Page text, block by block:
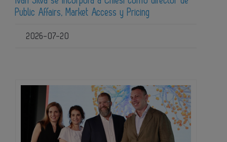
Public Affairs, Market Access y Pricing
2026-07-20